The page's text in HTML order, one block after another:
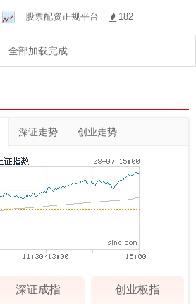
站式配资服务平台，助力投
资者稳健盈利
股票配资正规平台 182
全部加载完成
深证走势 创业走势
深证成指 创业板指